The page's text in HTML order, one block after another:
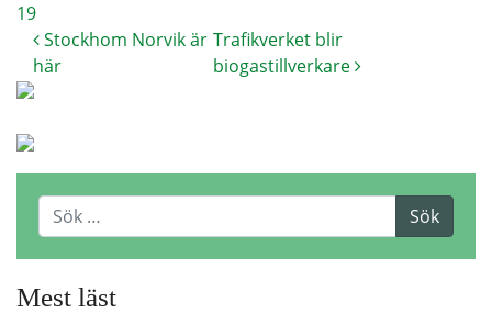
19
Stockhom Norvik är
här
Trafikverket blir
biogastillverkare
Mest läst